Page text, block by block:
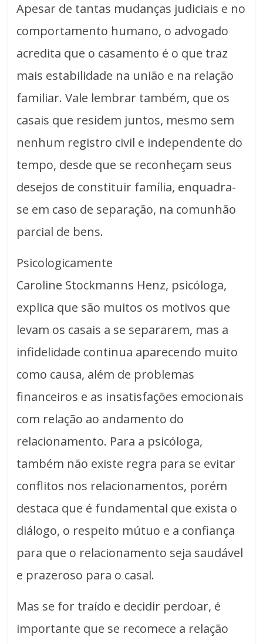
Apesar de tantas mudanças judiciais e no
comportamento humano, o advogado
acredita que o casamento é o que traz
mais estabilidade na união e na relação
familiar. Vale lembrar também, que os
casais que residem juntos, mesmo sem
nenhum registro civil e independente do
tempo, desde que se reconheçam seus
desejos de constituir família, enquadra-
se em caso de separação, na comunhão
parcial de bens.
Psicologicamente
Caroline Stockmanns Henz, psicóloga,
explica que são muitos os motivos que
levam os casais a se separarem, mas a
infidelidade continua aparecendo muito
como causa, além de problemas
financeiros e as insatisfações emocionais
com relação ao andamento do
relacionamento. Para a psicóloga,
também não existe regra para se evitar
conflitos nos relacionamentos, porém
destaca que é fundamental que exista o
diálogo, o respeito mútuo e a confiança
para que o relacionamento seja saudável
e prazeroso para o casal.
Mas se for traído e decidir perdoar, é
importante que se recomece a relação